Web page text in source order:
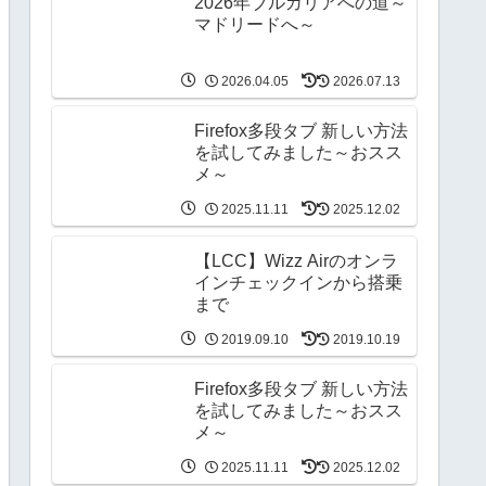
マドリードへ～
2026.04.05 2026.07.13
Firefox多段タブ 新しい方法
を試してみました～おスス
メ～
2025.11.11 2025.12.02
【LCC】Wizz Airのオンラ
インチェックインから搭乗
まで
2019.09.10 2019.10.19
Firefox多段タブ 新しい方法
を試してみました～おスス
メ～
2025.11.11 2025.12.02